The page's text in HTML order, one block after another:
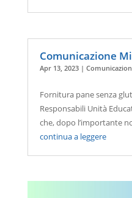
Comunicazione
Apr 13, 2023|
Fornitura pane senza
Responsabili Unità
che, dopo l’importante
continua a leggere